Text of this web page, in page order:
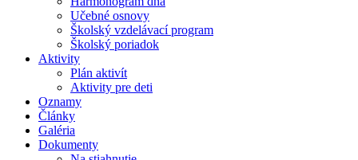
Učebné osnovy
Školský vzdelávací program
Školský poriadok
Aktivity
Plán aktivít
Aktivity pre deti
Oznamy
Články
Galéria
Dokumenty